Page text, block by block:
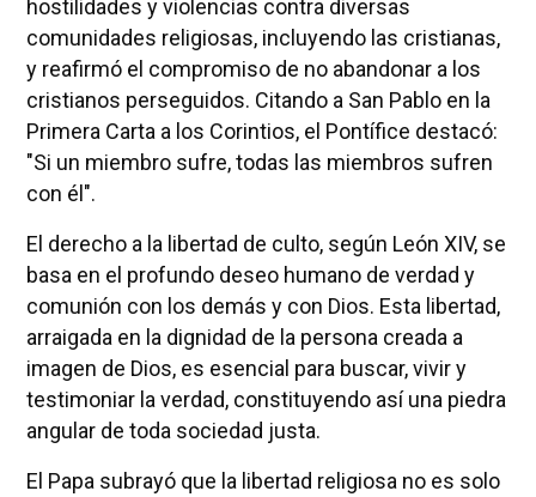
hostilidades y violencias contra diversas
comunidades religiosas, incluyendo las cristianas,
y reafirmó el compromiso de no abandonar a los
cristianos perseguidos. Citando a San Pablo en la
Primera Carta a los Corintios, el Pontífice destacó:
"Si un miembro sufre, todas las miembros sufren
con él".
El derecho a la libertad de culto, según León XIV, se
basa en el profundo deseo humano de verdad y
comunión con los demás y con Dios. Esta libertad,
arraigada en la dignidad de la persona creada a
imagen de Dios, es esencial para buscar, vivir y
testimoniar la verdad, constituyendo así una piedra
angular de toda sociedad justa.
El Papa subrayó que la libertad religiosa no es solo